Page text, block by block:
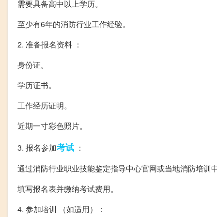
需要具备高中以上学历。
至少有6年的消防行业工作经验。
2. 准备报名资料 ：
身份证。
学历证书。
工作经历证明。
近期一寸彩色照片。
3. 报名参加考试 ：
通过消防行业职业技能鉴定指导中心官网或当地消防培训
填写报名表并缴纳考试费用。
4. 参加培训 （如适用）：